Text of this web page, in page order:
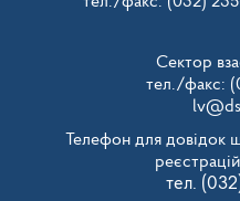
Сектор
тел./факс:
Телефон для довідок
тел.